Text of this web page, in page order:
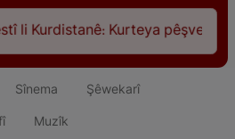
pêşveçûna dirokî û civakî-
Sînema Şêwekarî
Muzîk